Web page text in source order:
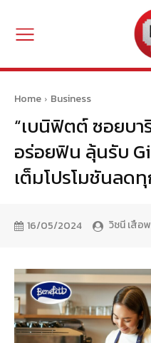
Home Business
“เบนิฟิตต์ ซอยบา
อร่อยฟิน ลุ้นรับ
เต็มโปรโมชันลด
16/05/2024 วิชนี เสือ